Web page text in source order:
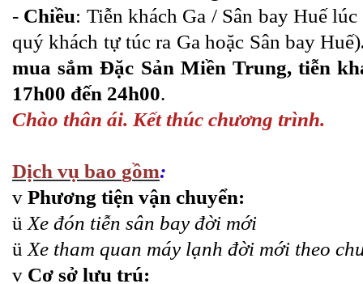
- Chiều: Tiễn khách Ga / Sân bay Huế
quý khách tự túc ra Ga hoặc Sân bay Huế)
mua sắm Đặc Sản Miền Trung, tiễn
17h00 đến 24h00.
Chào thân ái. Kết thúc chương trình.
Dịch vụ bao gồm:
v Phương tiện vận chuyển:
ü Xe đón tiễn sân bay đời mới
ü Xe tham quan máy lạnh đời mới theo
v Cơ sở lưu trú: